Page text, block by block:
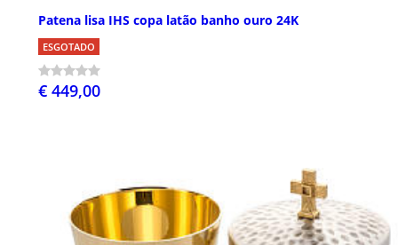
Patena lisa IHS copa latão banho ouro 24K
ESGOTADO
€ 449,00